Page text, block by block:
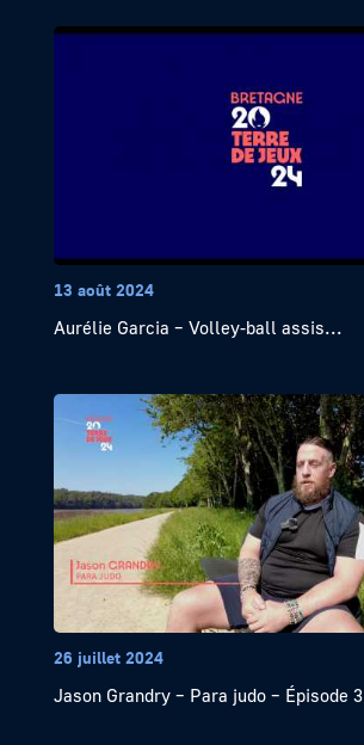
13 août 2024
Aurélie Garcia – Volley-ball assis...
26 juillet 2024
Jason Grandry – Para judo – Épisode 3